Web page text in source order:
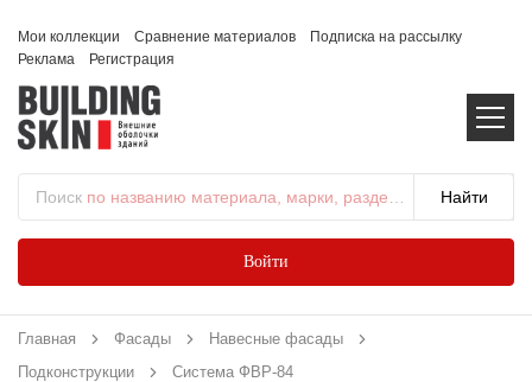
Мои коллекции Сравнение материалов
Подписка на рассылку
Реклама
Регистрация
Поиск по названию материала, марки, раздела...
Войти
Главная Фасады
Навесные фасады
Подконструкции
Система ФВР-84